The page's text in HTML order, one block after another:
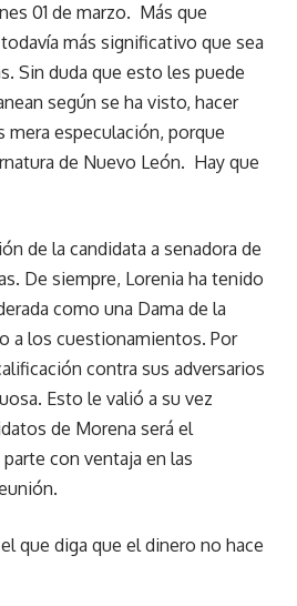
01 de marzo. Más que
más significativo que sea
Sin duda que esto les puede
según se ha visto, hacer
mera especulación, porque
de Nuevo León. Hay que
de la candidata a senadora de
De siempre, Lorenia ha tenido
como una Dama de la
a los cuestionamientos. Por
contra sus adversarios
Esto le valió a su vez
de Morena será el
con ventaja en las
que diga que el dinero no hace